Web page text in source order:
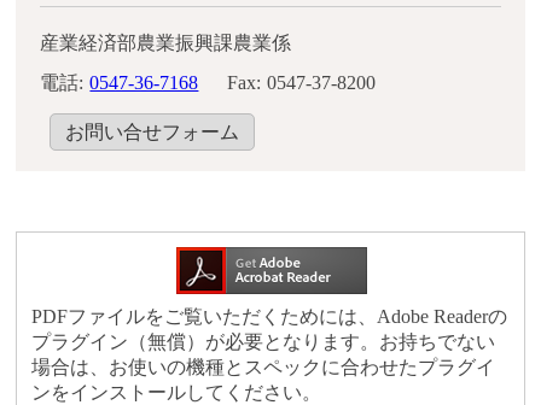
産業経済部農業振興課農業係
電話: 0547-36-7168 Fax: 0547-37-8200
お問い合せフォーム
PDFファイルをご覧いただくためには、Adobe Readerの
プラグイン（無償）が必要となります。お持ちでない
場合は、お使いの機種とスペックに合わせたプラグイ
ンをインストールしてください。